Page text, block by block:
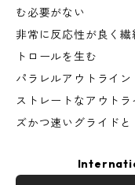
む必要がない
非常に反応性が良く
トロールを生む
パラレルアウトライン
ストレートなアウト
ズかつ速いグライドと